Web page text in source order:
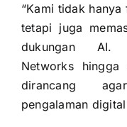
“Kami tidak
tetapi juga
dukungan AI.
Networks hingga
dirancang
pengalaman